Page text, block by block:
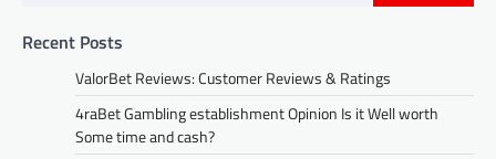
Recent Posts
ValorBet Reviews: Customer Reviews & Ratings
4raBet Gambling establishment Opinion Is it Well worth
Some time and cash?